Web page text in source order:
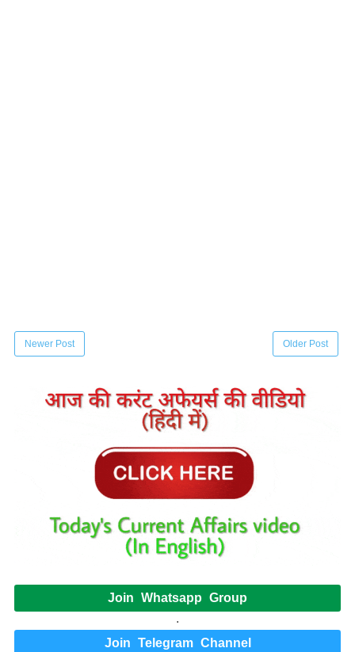
Newer Post Older Post
Join Whatsapp Group
.
Join Telegram Channel